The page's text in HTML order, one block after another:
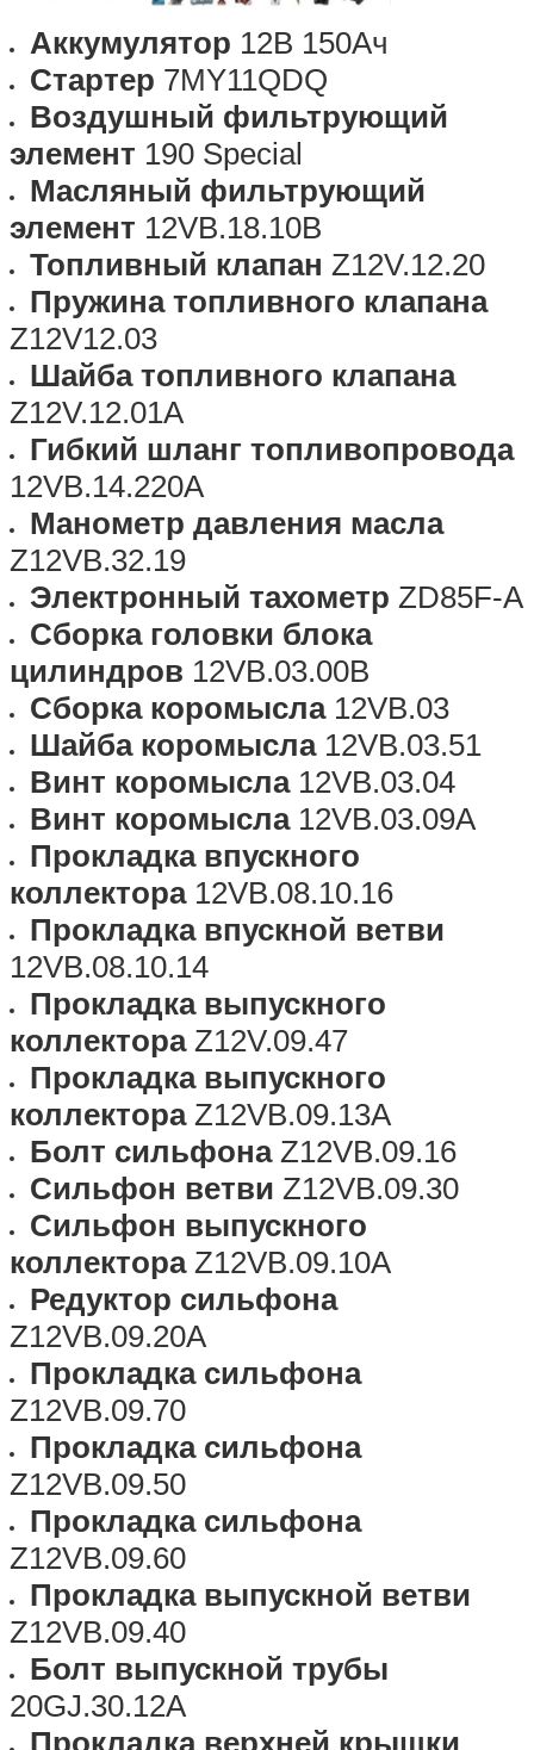
Аккумулятор 12В 150Ач
Стартер 7MY11QDQ
Воздушный фильтрующий
элемент 190 Special
Масляный фильтрующий
элемент 12VB.18.10B
Топливный клапан Z12V.12.20
Пружина топливного клапана
Z12V12.03
Шайба топливного клапана
Z12V.12.01A
Гибкий шланг топливопровода
12VB.14.220A
Манометр давления масла
Z12VB.32.19
Электронный тахометр ZD85F-A
Сборка головки блока
цилиндров 12VB.03.00B
Сборка коромысла12VB.03
Шайба коромысла12VB.03.51
Винт коромысла12VB.03.04
Винт коромысла12VB.03.09A
Прокладка впускного
коллектора12VB.08.10.16
Прокладка впускной ветви
12VB.08.10.14
Прокладка выпускного
коллектораZ12V.09.47
Прокладка выпускного
коллектораZ12VB.09.13A
Болт сильфонаZ12VB.09.16
Сильфон ветви Z12VB.09.30
Сильфон выпускного
коллектораZ12VB.09.10A
Редуктор сильфона
Z12VB.09.20A
Прокладка сильфона
Z12VB.09.70
Прокладка сильфона
Z12VB.09.50
Прокладка сильфона
Z12VB.09.60
Прокладка выпускной ветви
Z12VB.09.40
Болт выпускной трубы
20GJ.30.12A
Прокладка верхней крышки